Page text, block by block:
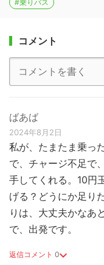
#乗りバス
コメント
ばあば
2024年8月2日
私が、たまたま乗っ
で、チャージ不足で
手してくれる。10円
げる？どうにか足り
りは、大丈夫かなあ
で、出発です。
返信コメント 0